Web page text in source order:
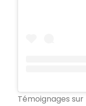
Témoignages